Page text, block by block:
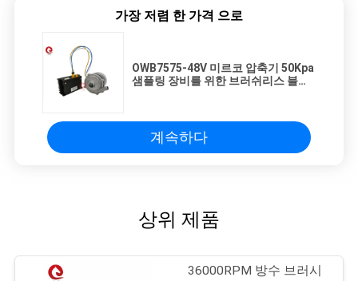
가장 저렴 한 가격 으로
OWB7575-48V 미르코 압축기 50Kpa
샘플링 장비를 위한 브러쉬리스 블로
계속하다
상위 제품
36000RPM 방수 브러시